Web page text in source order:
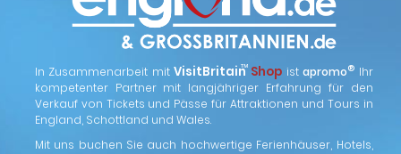
In Zusammenarbeit mitVisitBritain
™ Shop istapromo® Ihr
kompetenter Partner mit langjähriger Erfahrung für den
Verkauf von Tickets und Pässe für Attraktionen und Tours in
England, Schottland und Wales.
Mit uns buchen Sie auch hochwertige Ferienhäuser, Hotels,